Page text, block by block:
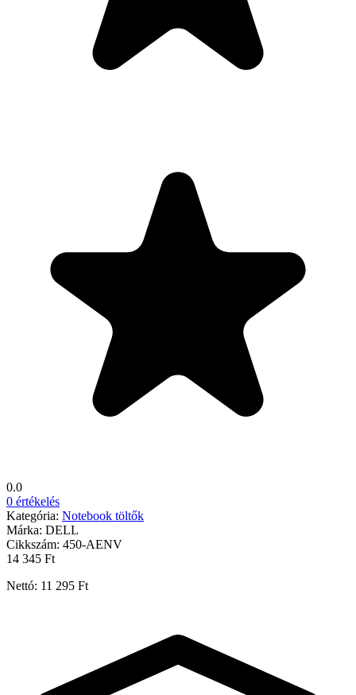
0.0
0 értékelés
Kategória: Notebook töltők
Márka: DELL
Cikkszám: 450-AENV
14 345 Ft
Nettó: 11 295 Ft